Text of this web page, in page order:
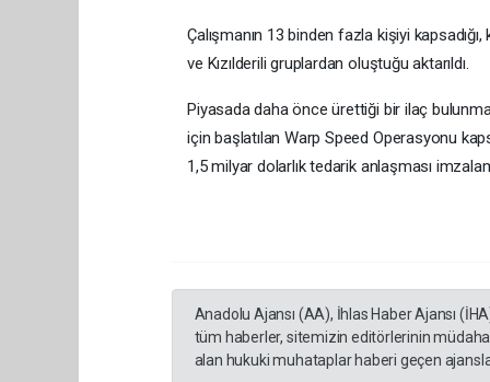
Çalışmanın 13 binden fazla kişiyi
ve Kızılderili gruplardan oluştuğu aktarıldı.
Piyasada daha önce ürettiği bir ilaç
için başlatılan Warp Speed ​​Operasyonu
1,5 milyar dolarlık tedarik anlaşması
Anadolu Ajansı (AA), İhlas Haber Ajansı
tüm haberler, sitemizin editörlerinin
alan hukuki muhataplar haberi geçen